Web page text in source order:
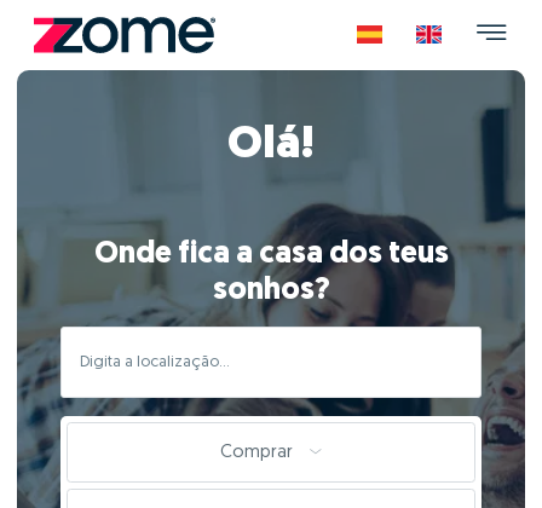
Olá!
Onde fica a casa dos teus
sonhos?
Comprar